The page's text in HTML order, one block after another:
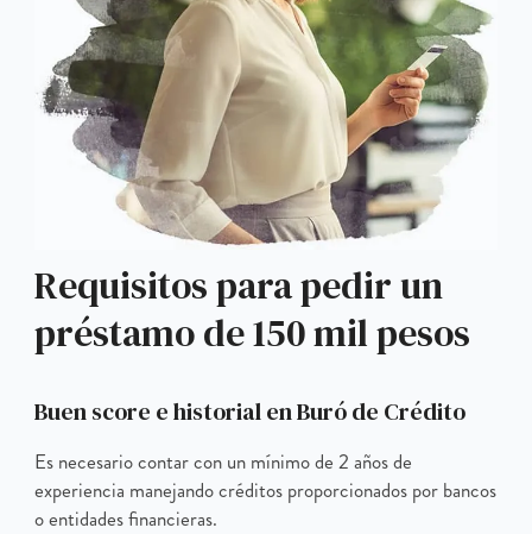
Requisitos para pedir un
préstamo de 150 mil pesos
Buen score e historial en Buró de Crédito
Es necesario contar con un mínimo de 2 años de
experiencia manejando créditos proporcionados por bancos
o entidades financieras.